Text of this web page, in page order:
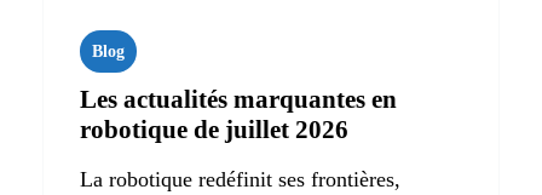
Blog
Les actualités marquantes en
robotique de juillet 2026
La robotique redéfinit ses frontières,